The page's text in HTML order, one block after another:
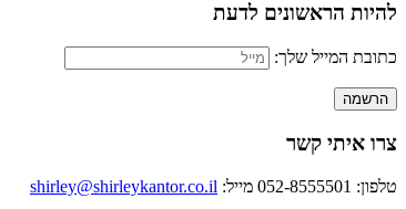
להיות הראשונים לדעת
כתובת המייל שלך:
צרו איתי קשר
טלפון: 052-8555501 מייל: shirley@shirleykantor.co.il